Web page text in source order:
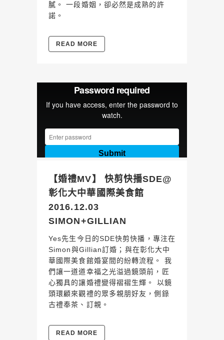
膩。 一段婚姻，卻必然是成熟的許
諾。
READ MORE
【婚禮MV】 快剪快播SDE@
彰化大中華國際美食館
2016.12.03
SIMON+GILLIAN
Yes先生今日的SDE快剪快播，專注在
Simon與Gillian訂婚；與在彰化大中
華國際美食館婚宴間的紛轉流程。 我
們讓一道道幸福之光溢過鏡頭前，匠
心獨具的讓婚禮變得褶褶生輝。 以鏡
頭環顧來觀禮的眾多親朋好友，側錄
古禮奉茶、訂親。
READ MORE